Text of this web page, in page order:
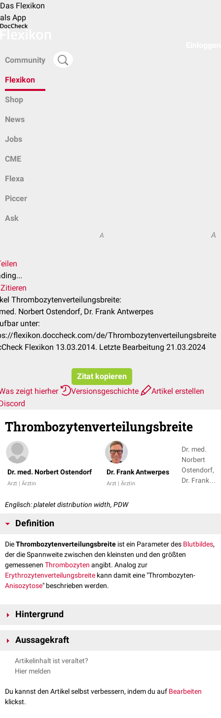
Das Flexikon
als App
Community
Flexikon
Shop
News
Jobs
CME
Flexa
Piccer
Ask
A A
Thrombozytenverteilungsbreite:
Norbert Ostendorf, Dr. Frank Antwerpes
unter:
flexikon.doccheck.com/de/Thrombozytenverteilungsbreite
Flexikon 13.03.2014. Letzte Bearbeitung 21.03.2024
Zitat kopieren
zeigt hierher
Versionsgeschichte
Artikel erstellen
Thrombozytenverteilungsbreite
Dr. med. Norbert Ostendorf
Arzt | Ärztin
Dr. Frank Antwerpes
Arzt | Ärztin
Dr. med.
Norbert
Ostendorf,
Dr. Frank
Englisch: platelet distribution width, PDW
Definition
DieThrombozytenverteilungsbreite ist ein Parameter des Blutbildes,
der die Spannweite zwischen den kleinsten und den größten
gemessenen Thrombozyten angibt. Analog zur
Erythrozytenverteilungsbreite kann damit eine "Thrombozyten-
Anisozytose" beschrieben werden.
Hintergrund
teilweise in Prozent.
Aussagekraft
Die Aussagekraft der Thrombozytenverteilungsbreite ist nicht gut
definiert. Bei Immunthrombozytopenie
Artikelinhalt ist veraltet?
Hier melden
Du kannst den Artikel selbst verbessern, indem du auf Bearbeiten
klickst.